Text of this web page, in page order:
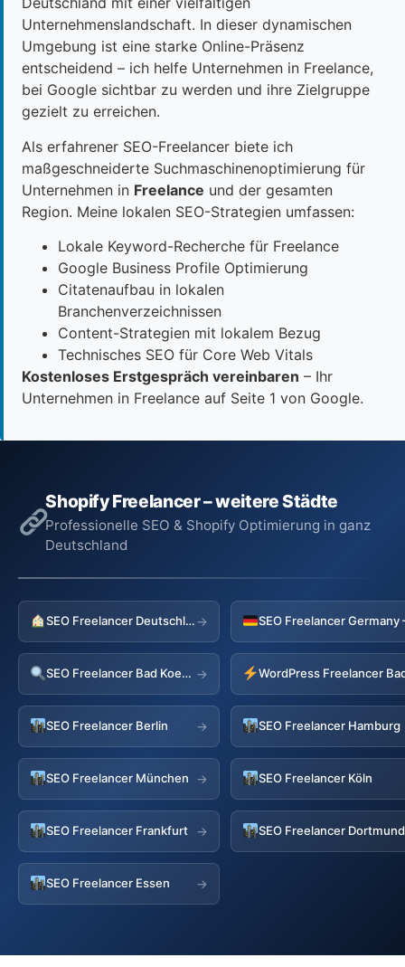
Unternehmenslandschaft. In dieser dynamischen
Umgebung ist eine starke Online-Präsenz
entscheidend – ich helfe Unternehmen in Freelance,
bei Google sichtbar zu werden und ihre Zielgruppe
gezielt zu erreichen.
Als erfahrener SEO-Freelancer biete ich
maßgeschneiderte Suchmaschinenoptimierung für
Unternehmen in Freelance und der gesamten
Region. Meine lokalen SEO-Strategien umfassen:
Lokale Keyword-Recherche für Freelance
Google Business Profile Optimierung
Citatenaufbau in lokalen
Branchenverzeichnissen
Content-Strategien mit lokalem Bezug
Technisches SEO für Core Web Vitals
Kostenloses Erstgespräch vereinbaren – Ihr
Unternehmen in Freelance auf Seite 1 von Google.
Shopify Freelancer – weitere Städte
Professionelle SEO & Shopify Optimierung in ganz
Deutschland
SEO Freelancer Deutschland→
SEO Freelancer Bad Koestritz →
SEO Freelancer Berlin → SEO Freelancer Hamburg
SEO Freelancer München → SEO Freelancer Köln
SEO Freelancer Frankfurt → SEO Freelancer Dortmund
SEO Freelancer Essen →